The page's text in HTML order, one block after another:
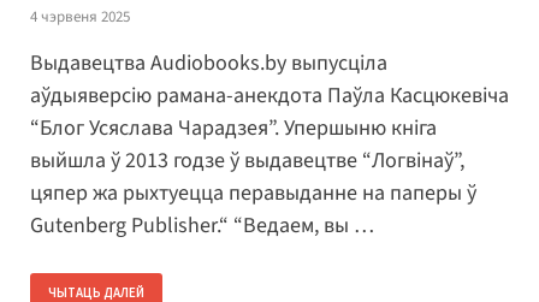
4 чэрвеня 2025
Выдавецтва Audiobooks.by выпусціла
аўдыяверсію рамана-анекдота Паўла Касцюкевіча
“Блог Усяслава Чарадзея”. Упершыню кніга
выйшла ў 2013 годзе ў выдавецтве “Логвінаў”,
цяпер жа рыхтуецца перавыданне на паперы ў
Gutenberg Publisher.“ “Ведаем, вы …
ЧЫТАЦЬ ДАЛЕЙ